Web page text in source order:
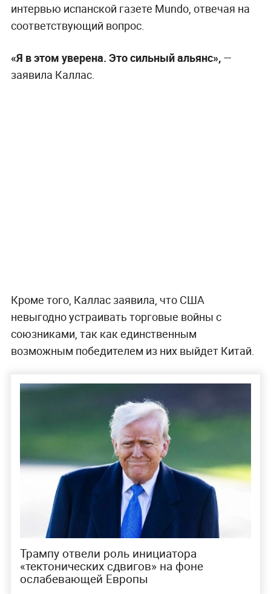
интервью испанской газете Mundo, отвечая на
соответствующий вопрос.
«Я в этом уверена. Это сильный альянс»,—
заявила Каллас.
Кроме того, Каллас заявила, что США
невыгодно устраивать торговые войны с
союзниками, так как единственным
возможным победителем из них выйдет Китай.
Трампу отвели роль инициатора
«тектонических сдвигов» на фоне
ослабевающей Европы